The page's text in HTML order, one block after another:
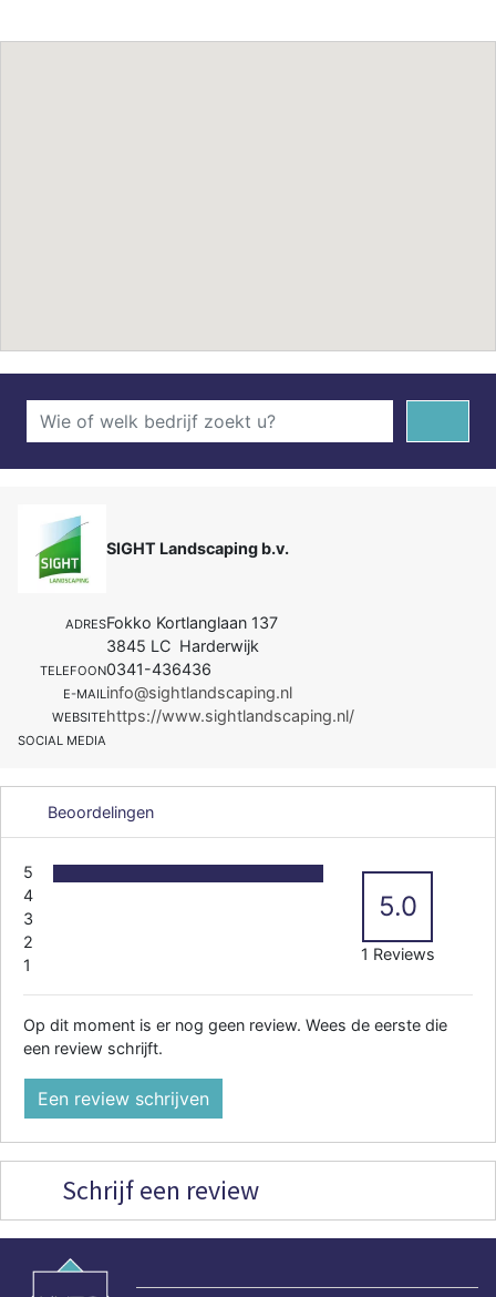
SIGHT Landscaping b.v.
ADRESFokko Kortlanglaan 137
3845 LC Harderwijk
TELEFOON0341-436436
E-MAILinfo@sightlandscaping.nl
WEBSITEhttps://www.sightlandscaping.nl/
SOCIAL MEDIA
Beoordelingen
5
4
3
2
1
5.0
1 Reviews
Op dit moment is er nog geen review. Wees de eerste die
een review schrijft.
Een review schrijven
Schrijf een review